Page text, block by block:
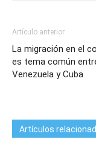
Artículo anterior
La migración en el
es tema común
Venezuela y Cuba
Artículos